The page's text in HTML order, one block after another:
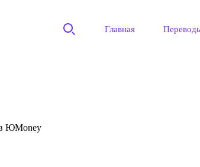
Главная
в ЮMoney